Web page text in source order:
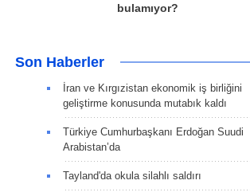
bulamıyor?
Son Haberler
İran ve Kırgızistan ekonomik iş birliğini
geliştirme konusunda mutabık kaldı
Türkiye Cumhurbaşkanı Erdoğan Suudi
Arabistan’da
Tayland'da okula silahlı saldırı